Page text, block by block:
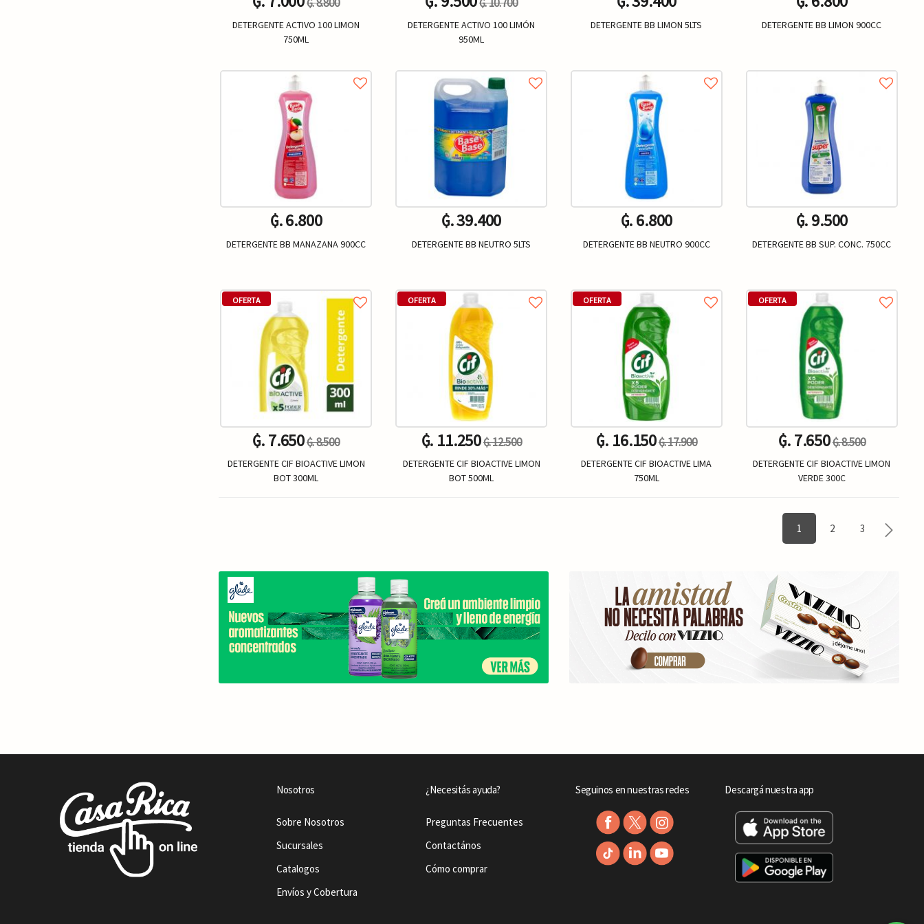
DETERGENTE ACTIVO 100 LIMON
750ML
Un. +
DETERGENTE ACTIVO 100 LIMÓN
950ML
Un. +
DETERGENTE BB LIMON 5LTS
Un. +
DETERGENTE BB LIMON 900CC
Un. +
₲. 6.800
DETERGENTE BB MANAZANA 900CC
- +
₲. 39.400
DETERGENTE BB NEUTRO 5LTS
- Un. +
₲. 6.800
DETERGENTE BB NEUTRO 900CC
- Un. +
₲. 9.500
DETERGENTE BB SUP. CONC. 750CC
- Un. +
OFERTA
₲. 7.650₲. 8.500
DETERGENTE CIF BIOACTIVE LIMON
BOT 300ML
OFERTA
₲. 11.250₲. 12.500
DETERGENTE CIF BIOACTIVE LIMON
BOT 500ML
OFERTA
₲. 16.150₲. 17.900
DETERGENTE CIF BIOACTIVE LIMA
750ML
OFERTA
₲. 7.650₲. 8.500
DETERGENTE CIF BIOACTIVE LIMON
VERDE 300C
1 2 3
Nosotros
Sobre Nosotros
Sucursales
Catalogos
Envíos y Cobertura
¿Necesitás ayuda?
Preguntas Frecuentes
Contactános
Cómo comprar
Seguinos en nuestras redes Descargá nuestra app